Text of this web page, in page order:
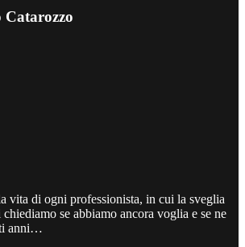
vita di ogni professionista, in cui la sveglia
se abbiamo ancora voglia e se ne
anni…